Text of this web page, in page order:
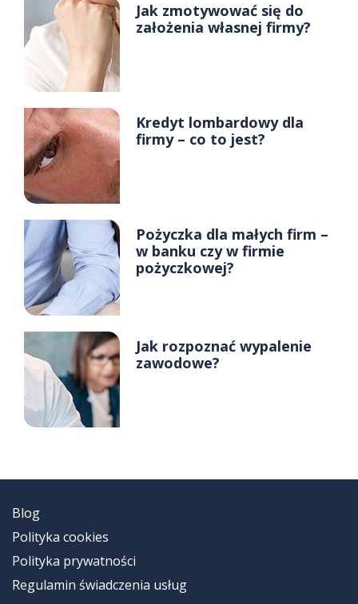
Jak zmotywować się do
założenia własnej firmy?
Kredyt lombardowy dla
firmy – co to jest?
Pożyczka dla małych firm –
w banku czy w firmie
pożyczkowej?
Jak rozpoznać wypalenie
zawodowe?
Blog
Polityka cookies
Polityka prywatności
Regulamin świadczenia usług